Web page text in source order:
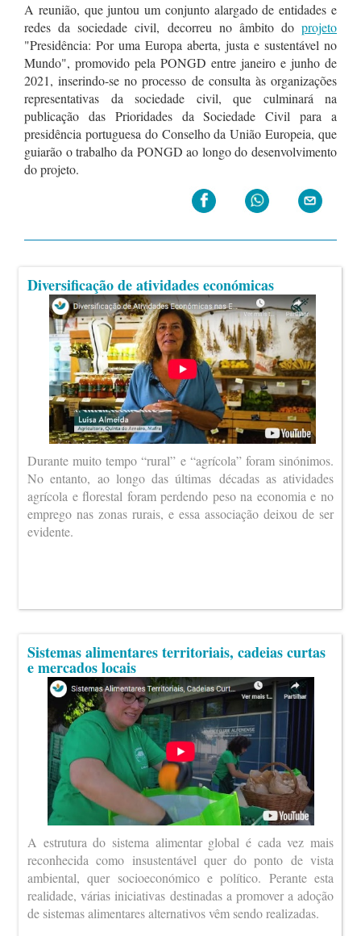
A reunião, que juntou um conjunto alargado de entidades e
redes da sociedade civil, decorreu no âmbito do projeto
"Presidência: Por uma Europa aberta, justa e sustentável no
Mundo", promovido pela PONGD entre janeiro e junho de
2021, inserindo-se no processo de consulta às organizações
representativas da sociedade civil, que culminará na
publicação das Prioridades da Sociedade Civil para a
presidência portuguesa do Conselho da União Europeia, que
guiarão o trabalho da PONGD ao longo do desenvolvimento
do projeto.
Diversificação de atividades económicas
Durante muito tempo “rural” e “agrícola” foram sinónimos.
No entanto, ao longo das últimas décadas as atividades
agrícola e florestal foram perdendo peso na economia e no
emprego nas zonas rurais, e essa associação deixou de ser
evidente.
Sistemas alimentares territoriais, cadeias curtas
e mercados locais
A estrutura do sistema alimentar global é cada vez mais
reconhecida como insustentável quer do ponto de vista
ambiental, quer socioeconómico e político. Perante esta
realidade, várias iniciativas destinadas a promover a adoção
de sistemas alimentares alternativos vêm sendo realizadas.